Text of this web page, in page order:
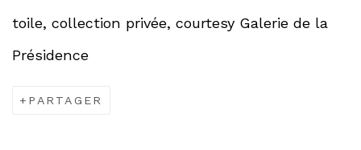
toile, collection privée, courtesy Galerie de la
Présidence
PARTAGER